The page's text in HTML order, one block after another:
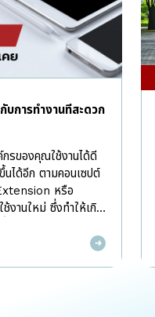
บการทำงานที่สะดวก
กรของคุณใช้งานได้ดี
นได้อีก ตามคอนเซปต์
หรือ
งานใหม่ ซึ่งทำให้เกิด
ดคุยกันในวันนี้ก็คือ